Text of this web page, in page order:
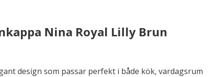
Nina Royal Lilly Brun
design som passar perfekt i både kök, vardagsrum